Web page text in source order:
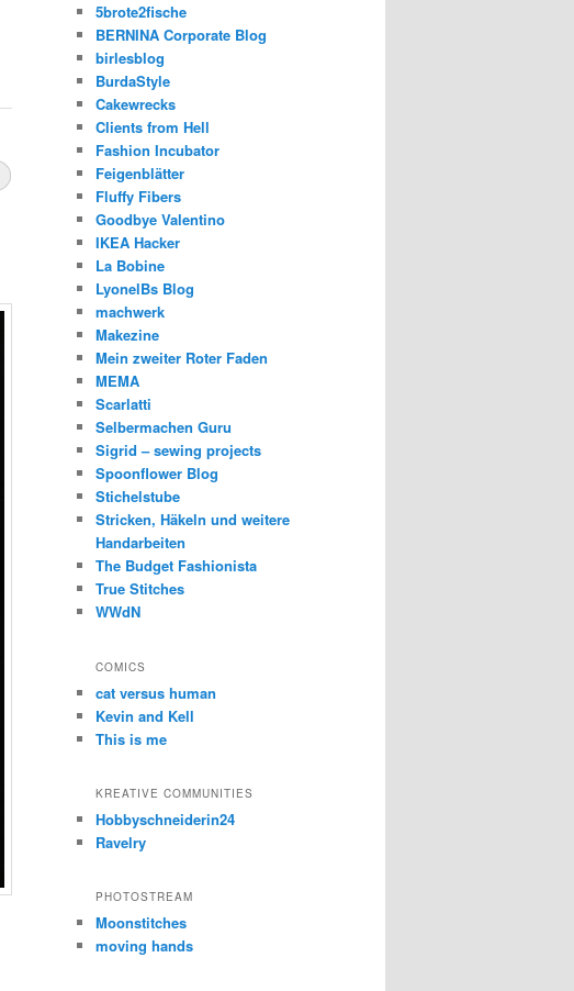
5brote2fische
BERNINA Corporate Blog
birlesblog
BurdaStyle
Cakewrecks
Clients from Hell
Fashion Incubator
Feigenblätter
Fluffy Fibers
Goodbye Valentino
IKEA Hacker
La Bobine
LyonelBs Blog
machwerk
Makezine
Mein zweiter Roter Faden
MEMA
Scarlatti
Selbermachen Guru
Sigrid – sewing projects
Spoonflower Blog
Stichelstube
Stricken, Häkeln und weitere
Handarbeiten
The Budget Fashionista
True Stitches
WWdN
COMICS
cat versus human
Kevin and Kell
This is me
KREATIVE COMMUNITIES
Hobbyschneiderin24
Ravelry
PHOTOSTREAM
Moonstitches
moving hands